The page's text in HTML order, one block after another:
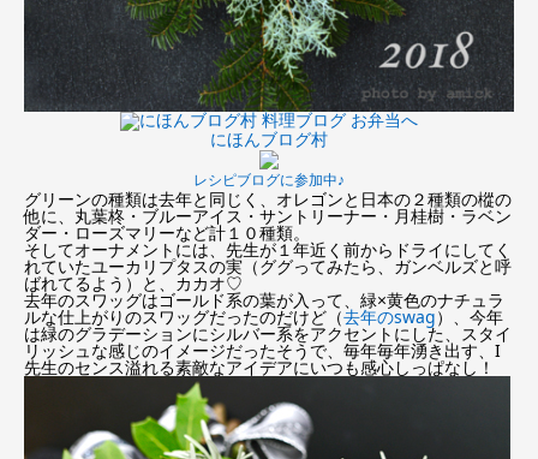
にほんブログ村
レシピブログに参加中♪
グリーンの種類は去年と同じく、オレゴンと日本の２種類の樅の
他に、丸葉柊・ブルーアイス・サントリーナー・月桂樹・ラベン
ダー・ローズマリーなど計１０種類。
そしてオーナメントには、先生が１年近く前からドライにしてく
れていたユーカリプタスの実（ググってみたら、ガンベルズと呼
ばれてるよう）と、カカオ♡
去年のスワッグはゴールド系の葉が入って、緑×黄色のナチュラ
ルな仕上がりのスワッグだったのだけど（去年のswag）、今年
は緑のグラデーションにシルバー系をアクセントにした、スタイ
リッシュな感じのイメージだったそうで、毎年毎年湧き出す、I
先生のセンス溢れる素敵なアイデアにいつも感心しっぱなし！